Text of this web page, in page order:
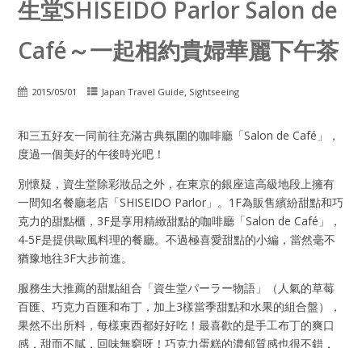
生堂SHISEIDO Parlor Salon de
Café～一起相約貴婦華麗下午茶
2015/05/01 Japan Travel Guide, Sightseeing
和三五好友一同前往充滿古典氛圍的咖啡廳「Salon de Café」，
度過一個美好的午後時光吧！
別懷疑，資生堂除彩妝品之外，在東京的銀座這高級地段上擁有
一間知名餐廳老店「SHISEIDO Parlor」。1F為販售繽紛甜點和巧
克力的甜點櫃，3F是享用精緻甜點的咖啡廳「Salon de Café」，
4-5F是提供歐風料理的餐廳。不過極喜愛甜點的小編，當然毫不
猶豫地往3F大步前進。
服務生大推薦的甜點組合「資生堂パーラー物語」（人氣的草莓
百匯、巧克力百匯和布丁，加上3樣當季甜點和水果的組合盤），
果然不出所料，每樣東西都好好吃！最喜歡的是手工布丁的爽口
感，甜而不膩，回味無窮呀！巧克力蛋糕的濃郁質感也很不錯，